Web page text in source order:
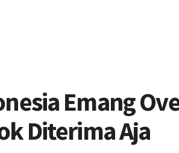
Emang
Diterima Aja